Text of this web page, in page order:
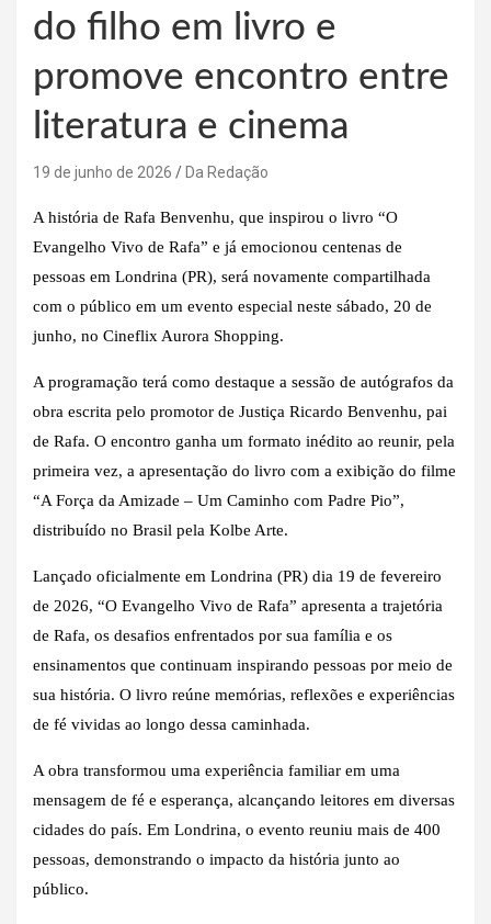
do filho em livro e
promove encontro entre
literatura e cinema
19 de junho de 2026 Da Redação
A história de Rafa Benvenhu, que inspirou o livro “O
Evangelho Vivo de Rafa” e já emocionou centenas de
pessoas em Londrina (PR), será novamente compartilhada
com o público em um evento especial neste sábado, 20 de
junho, no Cineflix Aurora Shopping.
A programação terá como destaque a sessão de autógrafos da
obra escrita pelo promotor de Justiça Ricardo Benvenhu, pai
de Rafa. O encontro ganha um formato inédito ao reunir, pela
primeira vez, a apresentação do livro com a exibição do filme
“A Força da Amizade – Um Caminho com Padre Pio”,
distribuído no Brasil pela Kolbe Arte.
Lançado oficialmente em Londrina (PR) dia 19 de fevereiro
de 2026, “O Evangelho Vivo de Rafa” apresenta a trajetória
de Rafa, os desafios enfrentados por sua família e os
ensinamentos que continuam inspirando pessoas por meio de
sua história. O livro reúne memórias, reflexões e experiências
de fé vividas ao longo dessa caminhada.
A obra transformou uma experiência familiar em uma
mensagem de fé e esperança, alcançando leitores em diversas
cidades do país. Em Londrina, o evento reuniu mais de 400
pessoas, demonstrando o impacto da história junto ao
público.